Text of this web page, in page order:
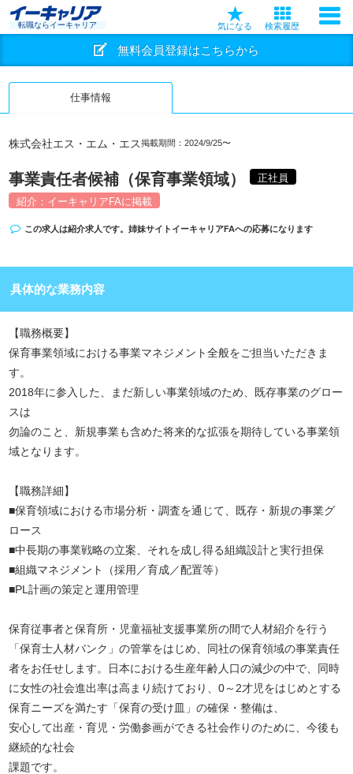
転職ならイーキャリア 気になる 検索履歴
無料会員登録はこちらから
仕事情報
株式会社エス・エム・エス掲載期間：2024/9/25〜
事業責任者候補（保育事業領域）
正社員
紹介：イーキャリアFAに掲載
この求人は紹介求人です。姉妹サイト イーキャリアFAへの応募になります
具体的な業務内容
【職務概要】
保育事業領域における事業マネジメント全般をご担当いただきま
す。
2018年に参入した、まだ新しい事業領域のため、既存事業のグロー
スは
勿論のこと、新規事業も含めた将来的な拡張を期待している事業領
域となります。
【職務詳細】
■保育領域における市場分析・調査を通じて、既存・新規の事業グ
ロース
■中長期の事業戦略の立案、それを成し得る組織設計と実行担保
■組織マネジメント（採用／育成／配置等）
■PL計画の策定と運用管理
保育従事者と保育所・児童福祉支援事業所の間で人材紹介を行う
「保育士人材バンク」の管掌をはじめ、同社の保育領域の事業責任
者をお任せします。日本における生産年齢人口の減少の中で、同時
に女性の社会進出率は高まり続けており、0～2才児をはじめとする
保育ニーズを満たす「保育の受け皿」の確保・整備は、
安心して出産・育児・労働参画ができる社会作りのために、今後も
継続的な社会
課題です。